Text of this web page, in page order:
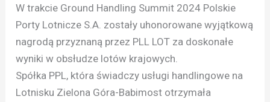
W trakcie Ground Handling Summit 2024 Polskie
Porty Lotnicze S.A. zostały uhonorowane wyjątkową
nagrodą przyznaną przez PLL LOT za doskonałe
wyniki w obsłudze lotów krajowych.
Spółka PPL, która świadczy usługi handlingowe na
Lotnisku Zielona Góra-Babimost otrzymała